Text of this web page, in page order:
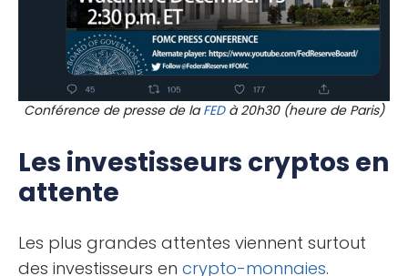
Conférence de presse de laFEDà 20h30 (heure de Paris)
Les investisseurs cryptos en
attente
Les plus grandes attentes viennent surtout
des investisseurs en crypto-monnaies.